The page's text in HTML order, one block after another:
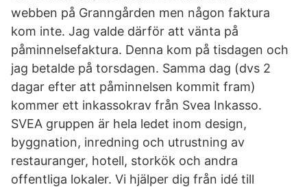
webben på Granngården men någon faktura
kom inte. Jag valde därför att vänta på
påminnelsefaktura. Denna kom på tisdagen och
jag betalde på torsdagen. Samma dag (dvs 2
dagar efter att påminnelsen kommit fram)
kommer ett inkassokrav från Svea Inkasso.
SVEA gruppen är hela ledet inom design,
byggnation, inredning och utrustning av
restauranger, hotell, storkök och andra
offentliga lokaler. Vi hjälper dig från idé till